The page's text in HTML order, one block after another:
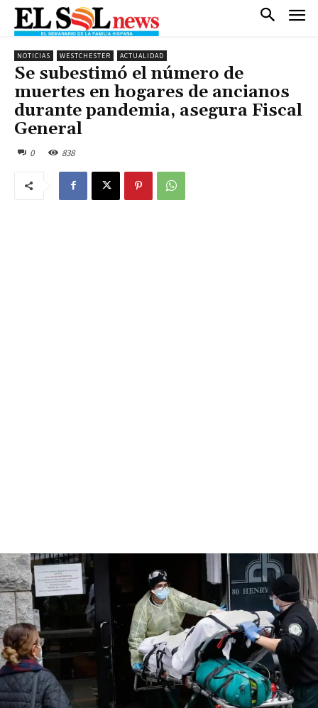
NOTICIAS WESTCHESTER ACTUALIDAD
Se subestimó el número de
muertes en hogares de ancianos
durante pandemia, asegura Fiscal
General
0 838